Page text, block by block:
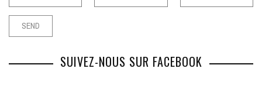
SUIVEZ-NOUS SUR FACEBOOK